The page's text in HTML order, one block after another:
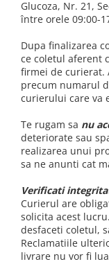
Oras Iluminat (Cu
Moto Lover (Diverse
Ying si Yang /
Buddha Zen (Set
Orasele Lumii
Tablouri cu animale
Urs
Pasare
Lup
Bossulica by
Glucoza, Nr. 21,
între orele 09:00-
Dupa finalizarea
ce coletul aferent
firmei de curierat.
precum numarul
curierului care va
Te rugam sa nu
deteriorate sau
realizarea unui
sa ne anunti cat
Verificati
Curierul are
solicita acest
desfaceti coletul,
Reclamatiile
livrare nu vor fi